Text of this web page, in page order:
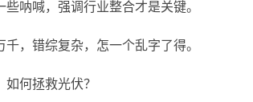
些呐喊，强调行业整合才是关键。
千，错综复杂，怎一个乱字了得。
如何拯救光伏？